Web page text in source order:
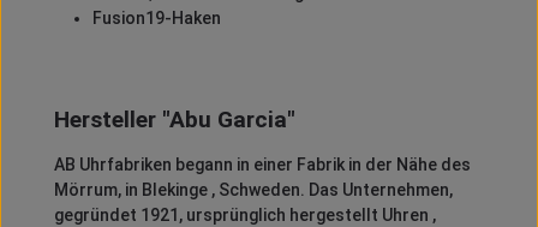
Fusion19-Haken
Hersteller "Abu Garcia"
AB Uhrfabriken begann in einer Fabrik in der Nähe des
Mörrum, in Blekinge , Schweden. Das Unternehmen,
gegründet 1921, ursprünglich hergestellt Uhren ,